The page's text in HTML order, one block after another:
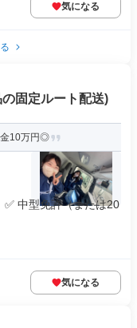
気になる
固定ルート配送)
10万円◎
中型免許（または20
気になる